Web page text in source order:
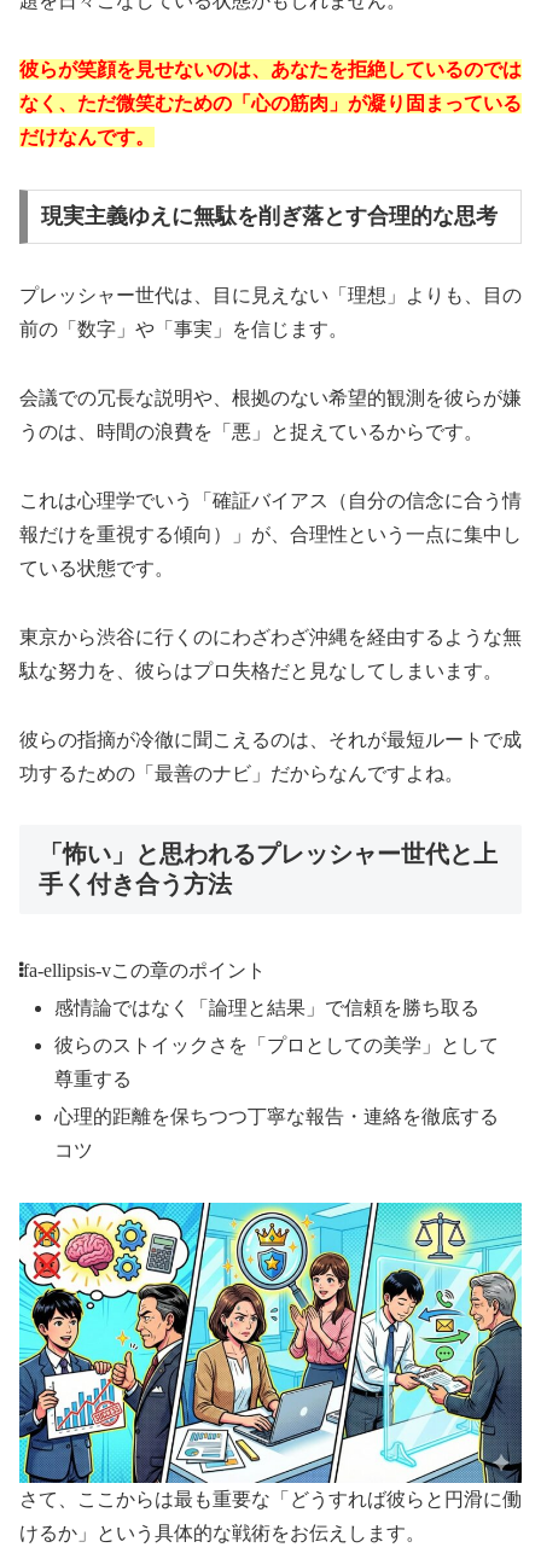
彼らが笑顔を見せないのは、あなたを拒絶しているのでは
なく、ただ微笑むための「心の筋肉」が凝り固まっている
だけなんです。
現実主義ゆえに無駄を削ぎ落とす合理的な思考
プレッシャー世代は、目に見えない「理想」よりも、目の
前の「数字」や「事実」を信じます。
会議での冗長な説明や、根拠のない希望的観測を彼らが嫌
うのは、時間の浪費を「悪」と捉えているからです。
これは心理学でいう「確証バイアス（自分の信念に合う情
報だけを重視する傾向）」が、合理性という一点に集中し
ている状態です。
東京から渋谷に行くのにわざわざ沖縄を経由するような無
駄な努力を、彼らはプロ失格だと見なしてしまいます。
彼らの指摘が冷徹に聞こえるのは、それが最短ルートで成
功するための「最善のナビ」だからなんですよね。
「怖い」と思われるプレッシャー世代と上
手く付き合う方法
fa-ellipsis-vこの章のポイント
感情論ではなく「論理と結果」で信頼を勝ち取る
彼らのストイックさを「プロとしての美学」として
尊重する
心理的距離を保ちつつ丁寧な報告・連絡を徹底する
コツ
さて、ここからは最も重要な「どうすれば彼らと円滑に働
けるか」という具体的な戦術をお伝えします。